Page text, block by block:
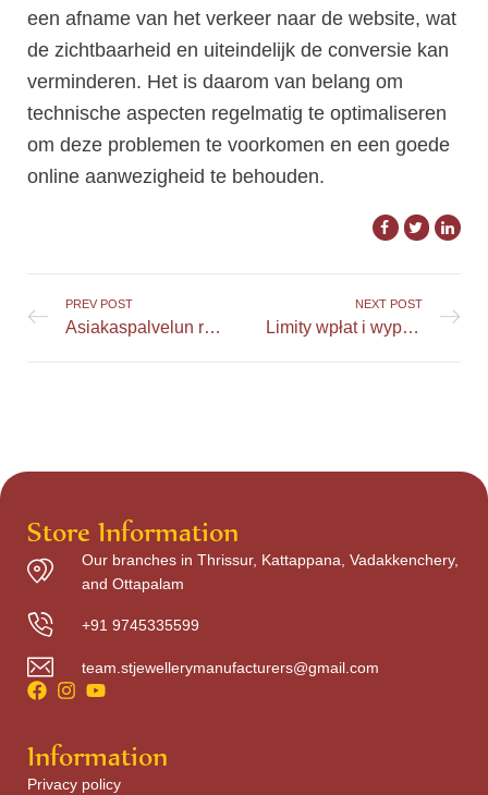
een afname van het verkeer naar de website, wat
de zichtbaarheid en uiteindelijk de conversie kan
verminderen. Het is daarom van belang om
technische aspecten regelmatig te optimaliseren
om deze problemen te voorkomen en een goede
online aanwezigheid te behouden.
PREV POST
Asiakaspalvelun rooli nettikasinoissa ja sen merkitys
NEXT POST
Limity wpłat i wypłat w Pinup Casino – co warto wiedzieć?
Store Information
Our branches in Thrissur, Kattappana, Vadakkenchery,
and Ottapalam
+91 9745335599
team.stjewellerymanufacturers@gmail.com
Information
Privacy policy